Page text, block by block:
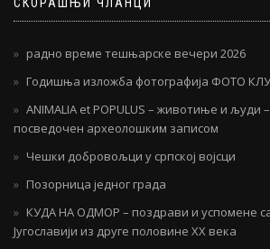
радно време тешњарске вечери 2026
Годишња изложба фотографија ФОТО
ANIMALIA et POPULUS – животиње и људи
посведочен археолошким записом
Чешки добровољци у српској војсци
Позорница једног града
КУДА НА ОДМОР – поздрави и успомене
Југославији из друге половине ХХ века